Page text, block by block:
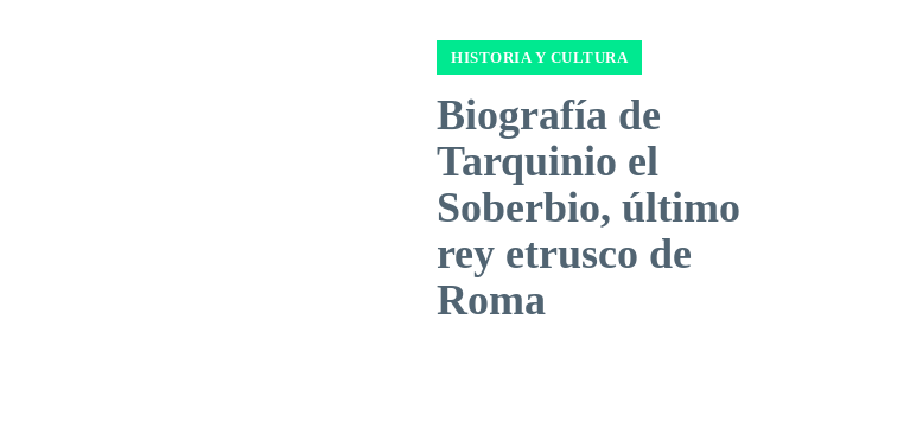
HISTORIA Y CULTURA
Biografía de
Tarquinio el
Soberbio, último
rey etrusco de
Roma